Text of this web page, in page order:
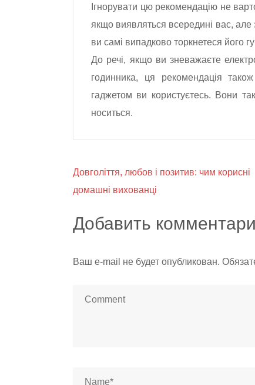
Ігнорувати цю рекомендацію не
якщо виявляться всередині вас, але
ви самі випадково торкнетеся його
До речі, якщо ви зневажаєте
годинника, ця рекомендація
гаджетом ви користуєтесь. Вони
носиться.
Навигация
по
записям
Довголіття, любов і позитив: чим корисні
домашні вихованці
Добавить
Ваш e-mail не будет опубликован.